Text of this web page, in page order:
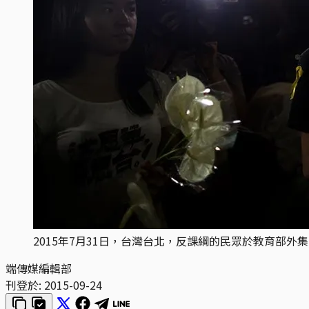
2015年7月31日，台灣台北，反課綱的民眾於教育部外
端傳媒編輯部
刊登於: 2015-09-24